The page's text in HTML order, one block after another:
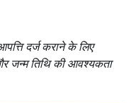
दर्ज कराने के लिए
जन्म तिथि की आवश्यकता